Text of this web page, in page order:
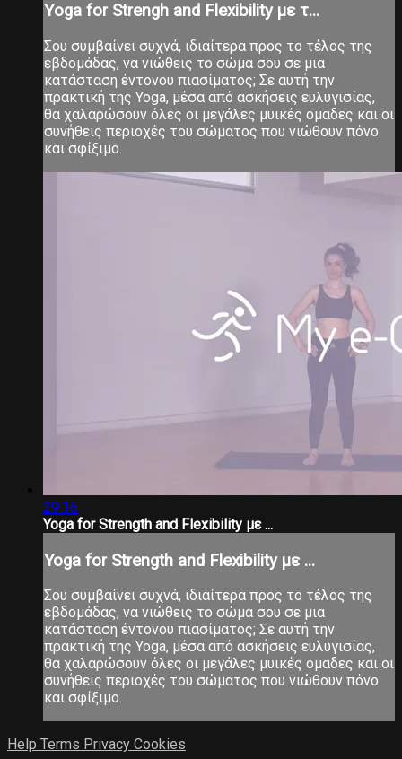
Υoga for Strengh and Flexibility με τ...
Σου συμβαίνει συχνά, ιδιαίτερα προς το τέλος της
εβδομάδας, να νιώθεις το σώμα σου σε μια
κατάσταση έντονου πιασίματος; Σε αυτή την
πρακτική της Yoga, μέσα από ασκήσεις ευλυγισίας,
θα χαλαρώσουν όλες οι μεγάλες μυικές ομαδες και οι
συνήθεις περιοχές του σώματος που νιώθουν πόνο
και σφίξιμο.
29:16
Yoga for Strength and Flexibility με ...
Yoga for Strength and Flexibility με ...
Σου συμβαίνει συχνά, ιδιαίτερα προς το τέλος της
εβδομάδας, να νιώθεις το σώμα σου σε μια
κατάσταση έντονου πιασίματος; Σε αυτή την
πρακτική της Yoga, μέσα από ασκήσεις ευλυγισίας,
θα χαλαρώσουν όλες οι μεγάλες μυικές ομαδες και οι
συνήθεις περιοχές του σώματος που νιώθουν πόνο
και σφίξιμο.
Help Terms Privacy Cookies